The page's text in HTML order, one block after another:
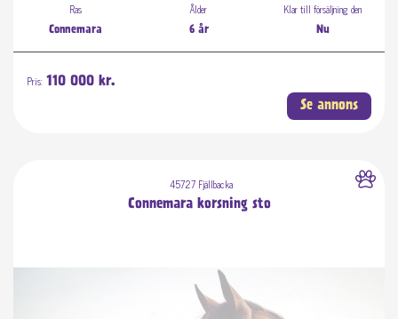
Ras
Connemara
Ålder
6 år
Klar till försäljning den
Nu
Pris: 110 000 kr.
Se annons
45727 Fjällbacka
Connemara korsning sto